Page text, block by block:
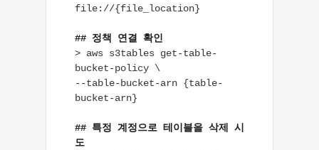
file://{file_location}
## 정책 연결 확인
> aws s3tables get-table-
bucket-policy \
--table-bucket-arn {table-
bucket-arn}
## 특정 계정으로 테이블을 삭제 시
도